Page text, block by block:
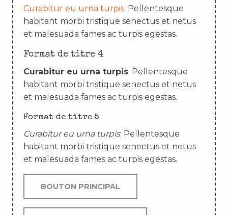
Curabitur eu urna turpis. Pellentesque
habitant morbi tristique senectus et netus
et malesuada fames ac turpis egestas.
Format de titre 4
Curabitur eu urna turpis. Pellentesque
habitant morbi tristique senectus et netus
et malesuada fames ac turpis egestas.
Format de titre 5
Curabitur eu urna turpis. Pellentesque
habitant morbi tristique senectus et netus
et malesuada fames ac turpis egestas.
BOUTON PRINCIPAL